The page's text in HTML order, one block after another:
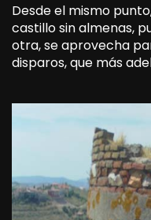
Desde el mismo
castillo sin almenas,
otra, se aprovecha
disparos, que más